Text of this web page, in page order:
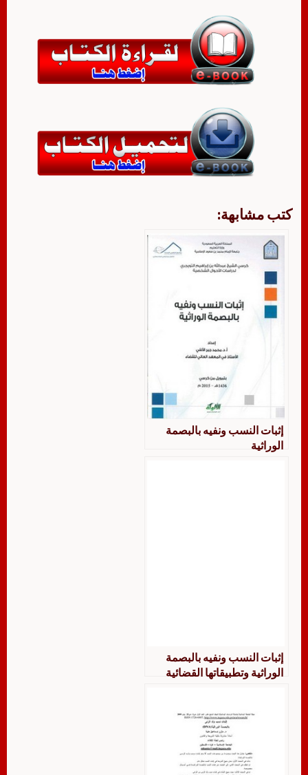
كتب مشابهة:
إثبات النسب ونفيه بالبصمة
الوراثية
إثبات النسب ونفيه بالبصمة
الوراثية وتطبيقاتها القضائية